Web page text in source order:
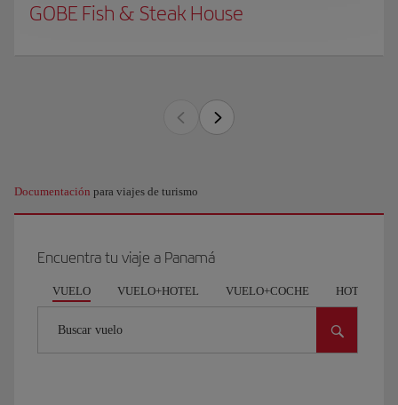
GOBE Fish & Steak House
Documentación para viajes de turismo
Encuentra tu viaje a Panamá
VUELO VUELO+HOTEL VUELO+COCHE HOTEL
Buscar vuelo